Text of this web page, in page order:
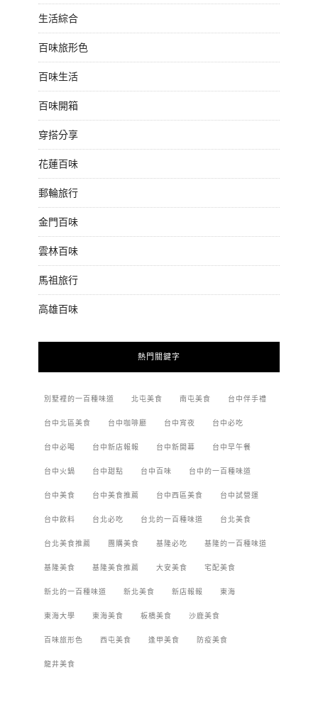
生活綜合
百味旅形色
百味生活
百味開箱
穿搭分享
花蓮百味
郵輪旅行
金門百味
雲林百味
馬祖旅行
高雄百味
熱門關鍵字
別墅裡的一百種味道 北屯美食 南屯美食 台中伴手禮
台中北區美食 台中咖啡廳 台中宵夜 台中必吃
台中必喝 台中新店報報 台中新開幕 台中早午餐
台中火鍋 台中甜點 台中百味 台中的一百種味道
台中美食 台中美食推薦 台中西區美食 台中試營運
台中飲料 台北必吃 台北的一百種味道 台北美食
台北美食推薦 團購美食 基隆必吃 基隆的一百種味道
基隆美食 基隆美食推薦 大安美食 宅配美食
新北的一百種味道 新北美食 新店報報 東海
東海大學 東海美食 板橋美食 沙鹿美食
百味旅形色 西屯美食 逢甲美食 防疫美食
龍井美食